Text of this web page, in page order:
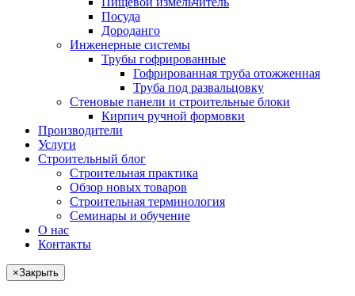
Посуда
Дороданго
Инженерные системы
Трубы гофрированные
Гофрированная труба отожженная
Труба под развальцовку
Стеновые панели и строительные блоки
Кирпич ручной формовки
Производители
Услуги
Строительный блог
Строительная практика
Обзор новых товаров
Строительная терминология
Семинары и обучение
О нас
Контакты
×Закрыть